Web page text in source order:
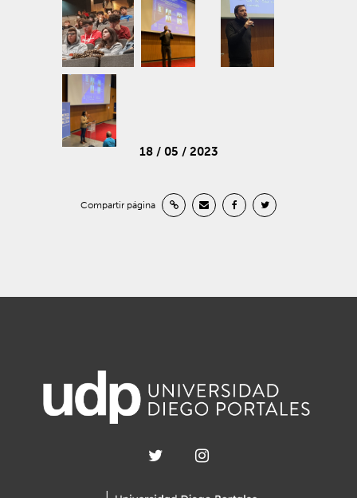
18 / 05 / 2023
Compartir página